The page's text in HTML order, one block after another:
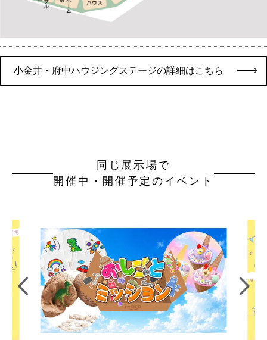
小金井・府中ハウジングステージの詳細はこちら
同じ展示場で
開催中・開催予定のイベント